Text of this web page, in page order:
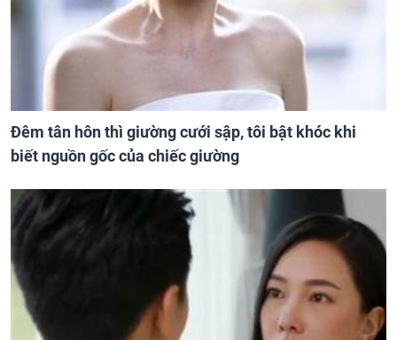
Đêm tân hôn thì giường cưới sập, tôi bật khóc khi
biết nguồn gốc của chiếc giường